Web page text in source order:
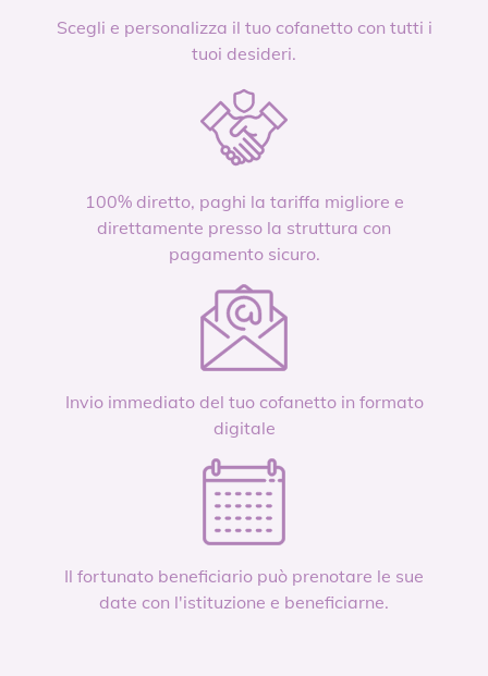
Scegli e personalizza il tuo cofanetto con tutti i
tuoi desideri.
100% diretto, paghi la tariffa migliore e
direttamente presso la struttura con
pagamento sicuro.
Invio immediato del tuo cofanetto in formato
digitale
Il fortunato beneficiario può prenotare le sue
date con l'istituzione e beneficiarne.